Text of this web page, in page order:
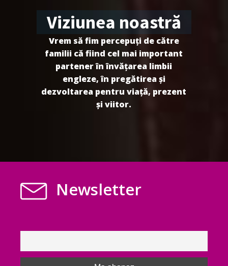
Viziunea noastră
Vrem să fim percepuți de către
familii că fiind cel mai important
partener în învățarea limbii
engleze, în pregătirea și
dezvoltarea pentru viață, prezent
și viitor.
Newsletter